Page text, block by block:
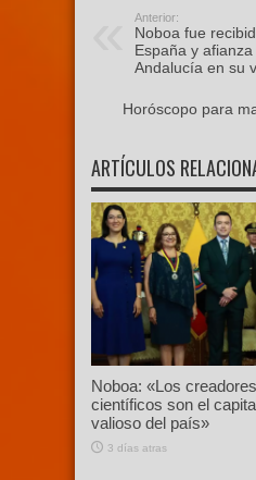
Anterior:
Noboa fue
España y
Andalucía en su
Horóscopo para
ARTÍCULOS
Noboa: «Los
científicos son el
valioso del país»
3 días atras